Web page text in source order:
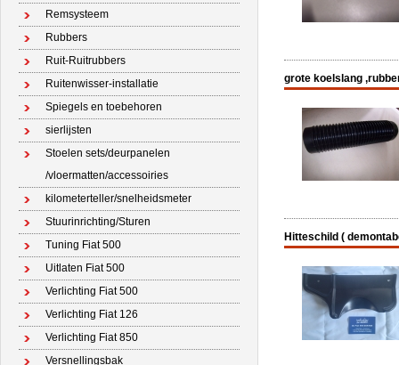
Remsysteem
Rubbers
Ruit-Ruitrubbers
Ruitenwisser-installatie
Spiegels en toebehoren
sierlijsten
Stoelen sets/deurpanelen
/vloermatten/accessoiries
kilometerteller/snelheidsmeter
Stuurinrichting/Sturen
Tuning Fiat 500
Uitlaten Fiat 500
Verlichting Fiat 500
Verlichting Fiat 126
Verlichting Fiat 850
Versnellingsbak
grote koelslang
Hitteschild (